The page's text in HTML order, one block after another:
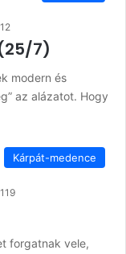
7)
modern és
az alázatot. Hogy
Kárpát-medence
119
forgatnak vele,